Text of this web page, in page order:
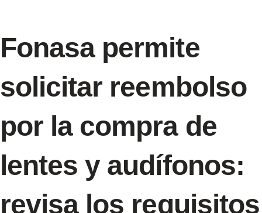
Fonasa permite
solicitar reembolso
por la compra de
lentes y audífonos:
revisa los requisitos